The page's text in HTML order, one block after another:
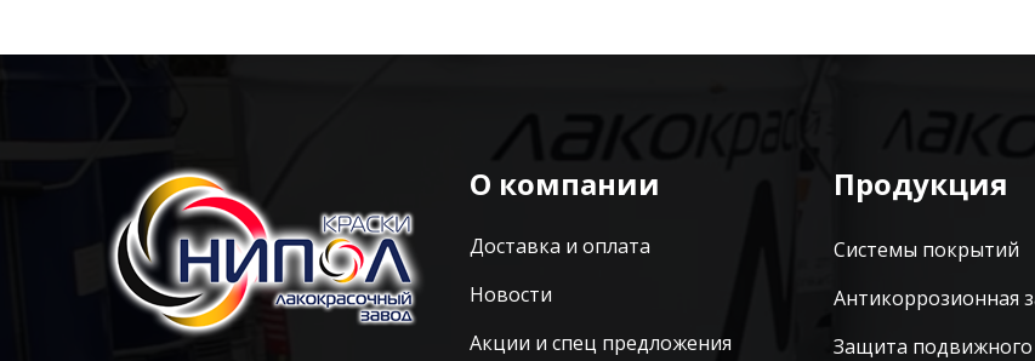
О компании
Доставка и оплата
Новости
Акции и спец предложения
Продукция
Системы покрытий
Антикоррозионная
Защита подвижного